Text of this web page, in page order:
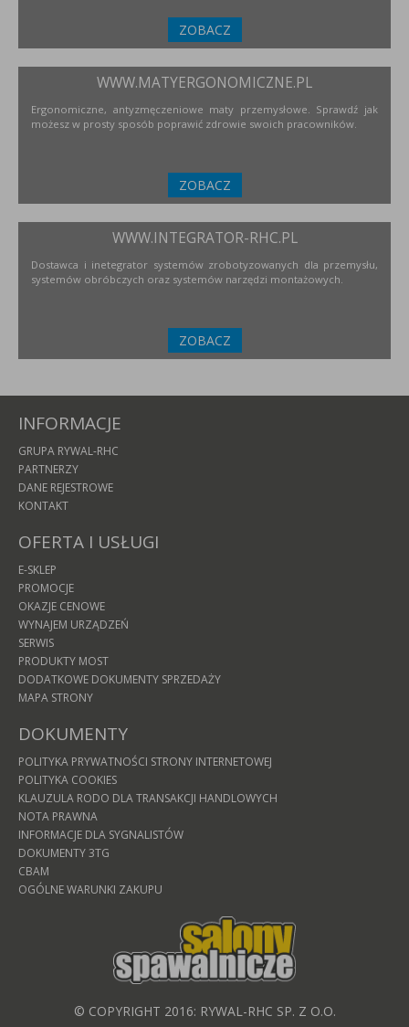
ZOBACZ
WWW.MATYERGONOMICZNE.PL
Ergonomiczne, antyzmęczeniowe maty przemysłowe. Sprawdź jak
możesz w prosty sposób poprawić zdrowie swoich pracowników.
ZOBACZ
WWW.INTEGRATOR-RHC.PL
Dostawca i inetegrator systemów zrobotyzowanych dla przemysłu,
systemów obróbczych oraz systemów narzędzi montażowych.
ZOBACZ
INFORMACJE
GRUPA RYWAL-RHC
PARTNERZY
DANE REJESTROWE
KONTAKT
OFERTA I USŁUGI
E-SKLEP
PROMOCJE
OKAZJE CENOWE
WYNAJEM URZĄDZEŃ
SERWIS
PRODUKTY MOST
DODATKOWE DOKUMENTY SPRZEDAŻY
MAPA STRONY
DOKUMENTY
POLITYKA PRYWATNOŚCI STRONY INTERNETOWEJ
POLITYKA COOKIES
KLAUZULA RODO DLA TRANSAKCJI HANDLOWYCH
NOTA PRAWNA
INFORMACJE DLA SYGNALISTÓW
DOKUMENTY 3TG
CBAM
OGÓLNE WARUNKI ZAKUPU
© COPYRIGHT 2016: RYWAL-RHC SP. Z O.O.